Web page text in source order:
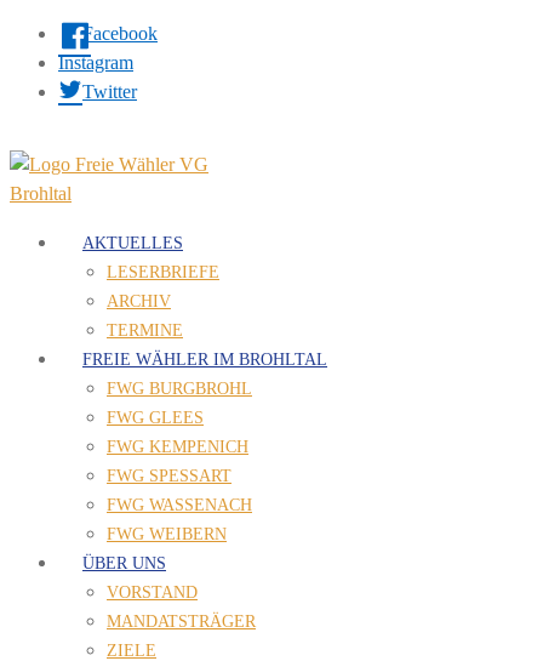
Facebook
Instagram
Twitter
AKTUELLES
LESERBRIEFE
ARCHIV
TERMINE
FREIE WÄHLER IM BROHLTAL
FWG BURGBROHL
FWG GLEES
FWG KEMPENICH
FWG SPESSART
FWG WASSENACH
FWG WEIBERN
ÜBER UNS
VORSTAND
MANDATSTRÄGER
ZIELE